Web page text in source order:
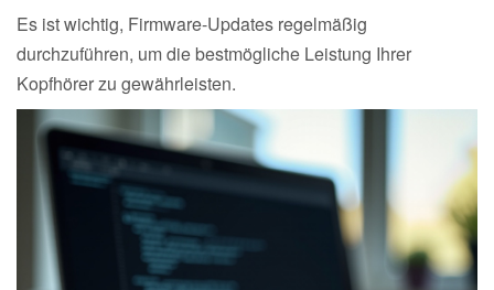
Es ist wichtig, Firmware-Updates regelmäßig
durchzuführen, um die bestmögliche Leistung Ihrer
Kopfhörer zu gewährleisten.